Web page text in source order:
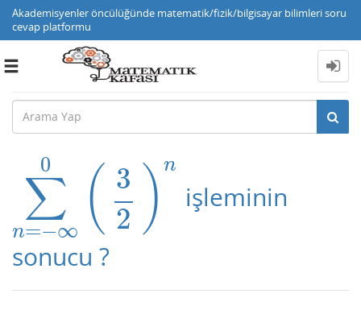
Akademisyenler öncülüğünde matematik/fizik/bilgisayar bilimleri soru
cevap platformu
Toggle
∑
n=−∞
0 ( 3
2 ) n
n= − 0 32 n
işleminin
sonucu ?